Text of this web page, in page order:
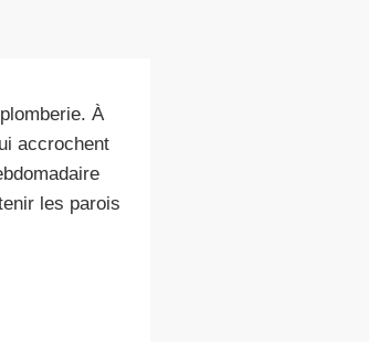
À
accrochent
les parois